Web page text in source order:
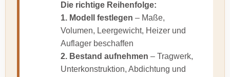
Die richtige Reihenfolge:
1. Modell festlegen – Maße,
Volumen, Leergewicht, Heizer und
Auflager beschaffen
2. Bestand aufnehmen – Tragwerk,
Unterkonstruktion, Abdichtung und